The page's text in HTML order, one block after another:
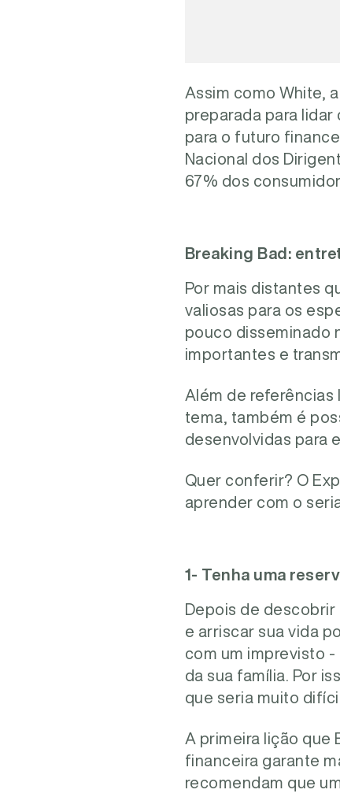
Assim como White,
preparada para
para o futuro
Nacional dos
67% dos
Breaking Bad:
Por mais distantes
valiosas para os
pouco disseminado
importantes e
Além de
tema, também é
desenvolvidas para
Quer conferir? O
aprender com o
1- Tenha uma
Depois de
e arriscar sua vida
com um imprevisto
da sua família. Por
que seria muito
A primeira lição que
financeira garante
recomendam que